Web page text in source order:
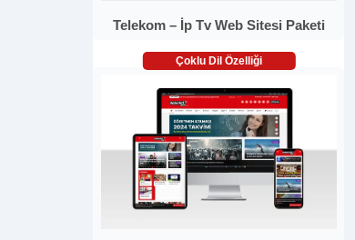
Telekom – İp Tv Web Sitesi Paketi
Çoklu Dil Özelliği